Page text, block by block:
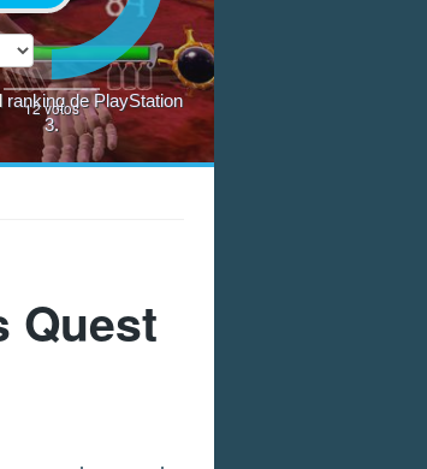
12votos
ranking de PlayStation
3.
Quest